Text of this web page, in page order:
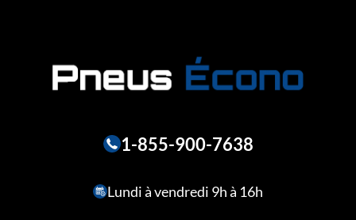
1-855-900-7638
Lundi à vendredi 9h à 16h